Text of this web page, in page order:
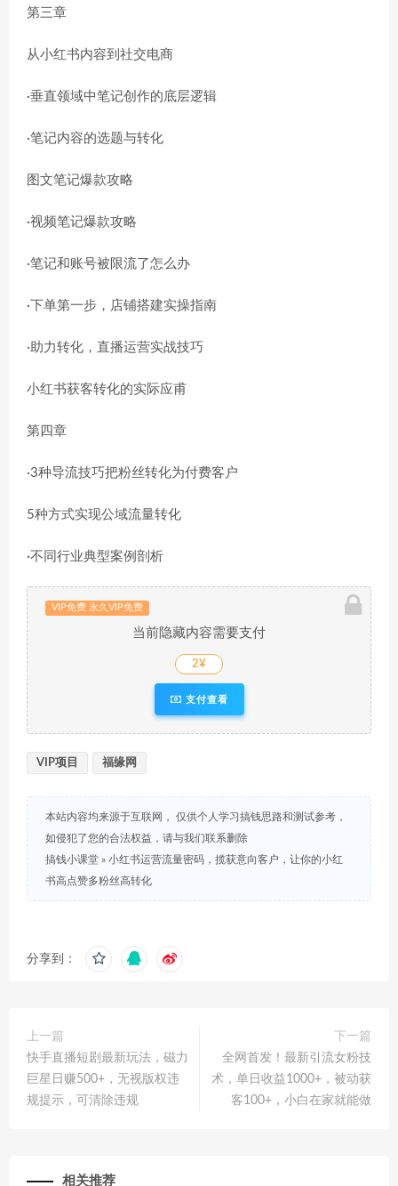
第三章
从小红书内容到社交电商
·垂直领域中笔记创作的底层逻辑
·笔记内容的选题与转化
图文笔记爆款攻略
·视频笔记爆款攻略
·笔记和账号被限流了怎么办
·下单第一步，店铺搭建实操指南
·助力转化，直播运营实战技巧
小红书获客转化的实际应甫
第四章
·3种导流技巧把粉丝转化为付费客户
5种方式实现公域流量转化
·不同行业典型案例剖析
VIP免费 永久VIP免费
当前隐藏内容需要支付
2¥
支付查看
VIP项目 福缘网
本站内容均来源于互联网， 仅供个人学习搞钱思路和测试参考，
如侵犯了您的合法权益，请与我们联系删除
搞钱小课堂 » 小红书运营流量密码，揽获意向客户，让你的小红
书高点赞多粉丝高转化
分享到：
上一篇
快手直播短剧最新玩法，磁力
巨星日赚500+，无视版权违
规提示，可清除违规
下一篇
全网首发！最新引流女粉技
术，单日收益1000+，被动获
客100+，小白在家就能做
相关推荐